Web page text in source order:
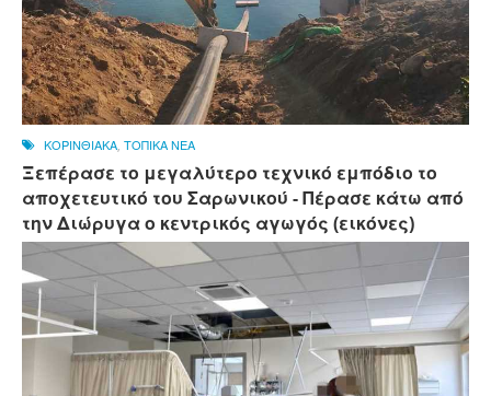
ΚΟΡΙΝΘΙΑΚΑ, ΤΟΠΙΚΑ ΝΕΑ
Ξεπέρασε το μεγαλύτερο τεχνικό εμπόδιο το
αποχετευτικό του Σαρωνικού - Πέρασε κάτω από
την Διώρυγα ο κεντρικός αγωγός (εικόνες)